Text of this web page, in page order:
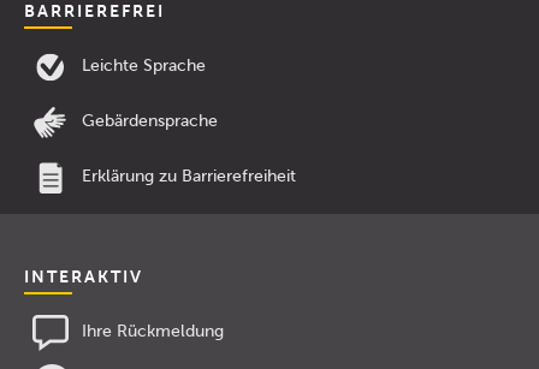
BARRIEREFREI
Leichte Sprache
Gebärdensprache
Erklärung zu Barrierefreiheit
INTERAKTIV
Ihre Rückmeldung